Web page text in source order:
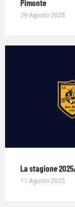
Pimonte
29 Agosto 2025
La stagione
11 Agosto 2025